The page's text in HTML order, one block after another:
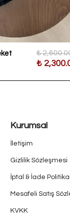
₺
₺
Kurumsal
İletişim
Gizlilik Sözleşmesi
İptal & İade
Mesafeli Satış
KVKK